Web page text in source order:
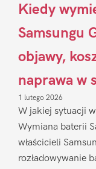
Kiedy
Samsungu
objawy,
naprawa w
1 lutego 2026
W jakiej sytuacji
Wymiana baterii
właścicieli
rozładowywanie